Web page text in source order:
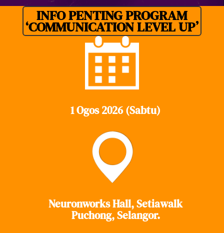
INFO PENTING PROGRAM
‘COMMUNICATION LEVEL UP’
1 Ogos 2026 (Sabtu)
Neuronworks Hall, Setiawalk
Puchong, Selangor.